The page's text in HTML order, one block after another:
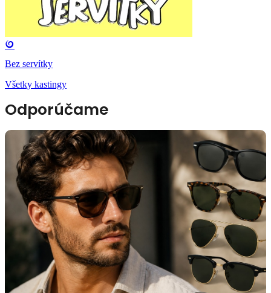
Bez servítky
Všetky kastingy
Odporúčame